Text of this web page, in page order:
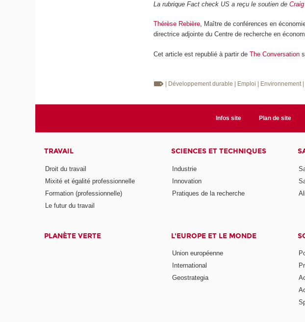
La rubrique Fact check US a reçu le soutien de
Thérèse Rebière, Maître de conférences en
directrice adjointe du Centre de recherche en
Cet article est republié à partir deThe Conversation
| Développement durable | Emploi | Environnement
Infos site Plan de site
TRAVAIL
Droit du travail
Mixité et égalité professionnelle
Formation (professionnelle)
Le futur du travail
SCIENCES ET TECHNIQUES
Industrie
Innovation
Pratiques de la recherche
PLANÈTE VERTE L'EUROPE ET LE MONDE
Union européenne
International
Geostrategia